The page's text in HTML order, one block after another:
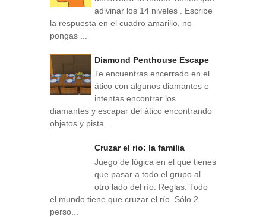
adivinar los 14 niveles . Escribe
la respuesta en el cuadro amarillo, no
pongas ...
Diamond Penthouse Escape
Te encuentras encerrado en el
ático con algunos diamantes e
intentas encontrar los
diamantes y escapar del ático encontrando
objetos y pista...
Cruzar el rio: la familia
Juego de lógica en el que tienes
que pasar a todo el grupo al
otro lado del río. Reglas: Todo
el mundo tiene que cruzar el río. Sólo 2
perso...